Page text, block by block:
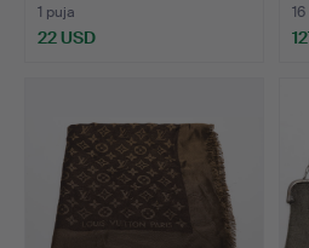
1 puja
22 USD